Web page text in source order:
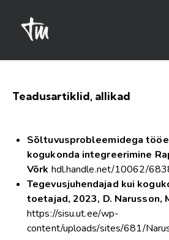
Teadusartiklid, allikad
Sõltuvusprobleemidega
kogukonda integreerimine
Võrk hdl.handle.net/10062/
Tegevusjuhendajad kui
toetajad, 2023, D. Narusson,
https://sisu.ut.ee/wp-
content/uploads/sites/681/